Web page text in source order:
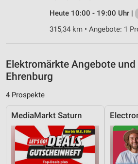
Heute 10:00 - 19:00 Uhr |
315,34 km • Angebote: 1
Elektromärkte Angebote
Ehrenburg
4 Prospekte
MediaMarkt Saturn
Entwicklung und Verbesserung der
IAB-Besonderheiten:
Verwendung genauer Standortdaten
Geräte anhand von aktiv angeforderten
Notwendig
Performance